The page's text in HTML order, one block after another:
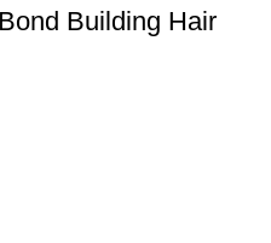
Building Hair